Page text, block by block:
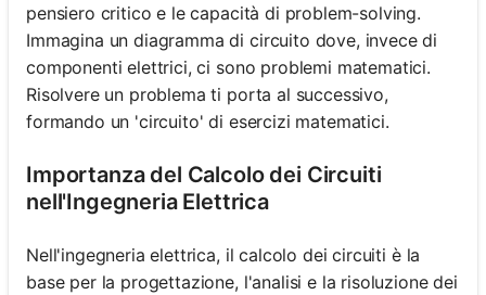
pensiero critico e le capacità di problem-solving.
Immagina un diagramma di circuito dove, invece di
componenti elettrici, ci sono problemi matematici.
Risolvere un problema ti porta al successivo,
formando un 'circuito' di esercizi matematici.
Importanza del Calcolo dei Circuiti
nell'Ingegneria Elettrica
Nell'ingegneria elettrica, il calcolo dei circuiti è la
base per la progettazione, l'analisi e la risoluzione dei